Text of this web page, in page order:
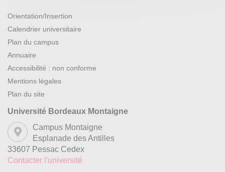
Orientation/Insertion
Calendrier universitaire
Plan du campus
Annuaire
Accessibilité : non conforme
Mentions légales
Plan du site
Université Bordeaux Montaigne
Campus Montaigne
Esplanade des Antilles
33607 Pessac Cedex
Contacter l'université